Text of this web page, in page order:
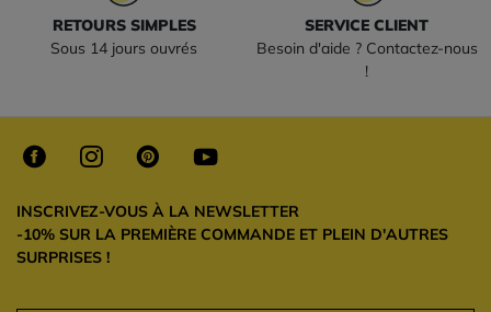
RETOURS SIMPLES
Sous 14 jours ouvrés
SERVICE CLIENT
Besoin d'aide ? Contactez-nous
!
INSCRIVEZ-VOUS À LA NEWSLETTER
-10% SUR LA PREMIÈRE COMMANDE ET PLEIN D'AUTRES
SURPRISES !